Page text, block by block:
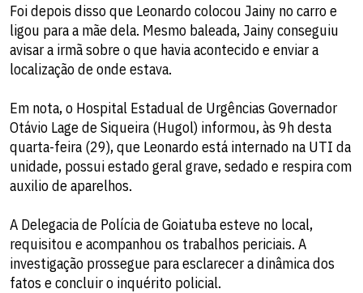
Foi depois disso que Leonardo colocou Jainy no carro e
ligou para a mãe dela. Mesmo baleada, Jainy conseguiu
avisar a irmã sobre o que havia acontecido e enviar a
localização de onde estava.
Em nota, o Hospital Estadual de Urgências Governador
Otávio Lage de Siqueira (Hugol) informou, às 9h desta
quarta-feira (29), que Leonardo está internado na UTI da
unidade, possui estado geral grave, sedado e respira com
auxilio de aparelhos.
A Delegacia de Polícia de Goiatuba esteve no local,
requisitou e acompanhou os trabalhos periciais. A
investigação prossegue para esclarecer a dinâmica dos
fatos e concluir o inquérito policial.